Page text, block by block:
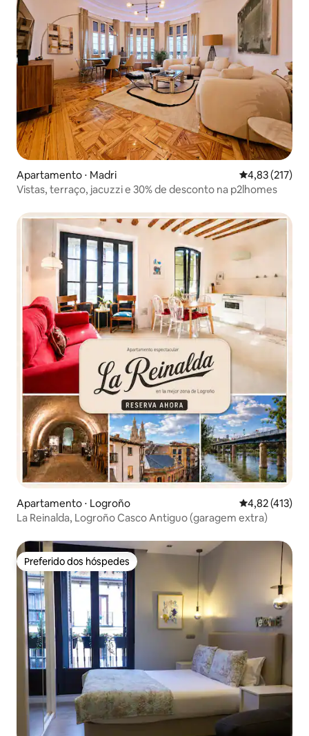
Apartamento ⋅ Madri 4,83 de uma
4,83 (217)
Vistas, terraço, jacuzzi e 30% de desconto na p2lhomes
Apartamento ⋅ Logroño 4,82 de uma
4,82 (413)
La Reinalda, Logroño Casco Antiguo (garagem extra)
Preferido dos hóspedes
Preferido dos hóspedes